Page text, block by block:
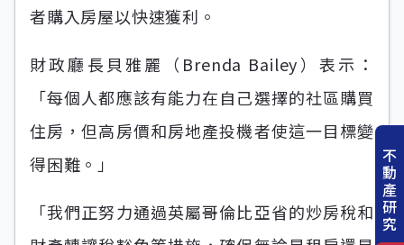
者購入房屋以快速獲利。
財政廳長貝雅麗（Brenda Bailey）表示：
「每個人都應該有能力在自己選擇的社區購買
住房，但高房價和房地產投機者使這一目標變
得困難。」
「我們正努力通過英屬哥倫比亞省的炒房稅和
不
動
產
研
究